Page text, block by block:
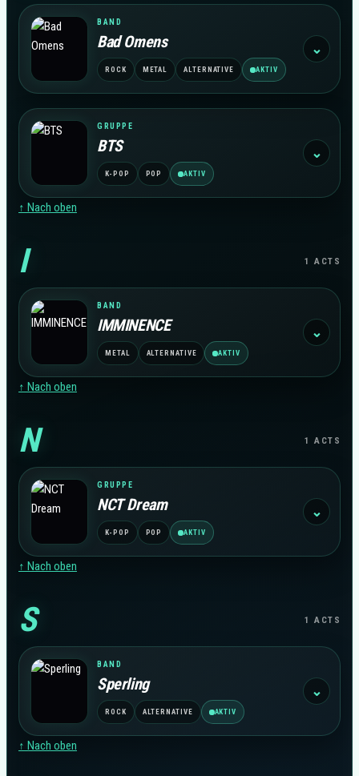
BAND
Bad Omens
ROCK METAL ALTERNATIVE AKTIV
⌄
GRUPPE
BTS
K-POP POP AKTIV
⌄
↑ Nach oben
I 1 ACTS
BAND
IMMINENCE
METAL ALTERNATIVE AKTIV
⌄
↑ Nach oben
N 1 ACTS
GRUPPE
NCT Dream
K-POP POP AKTIV
⌄
↑ Nach oben
S 1 ACTS
BAND
Sperling
ROCK ALTERNATIVE AKTIV
⌄
↑ Nach oben